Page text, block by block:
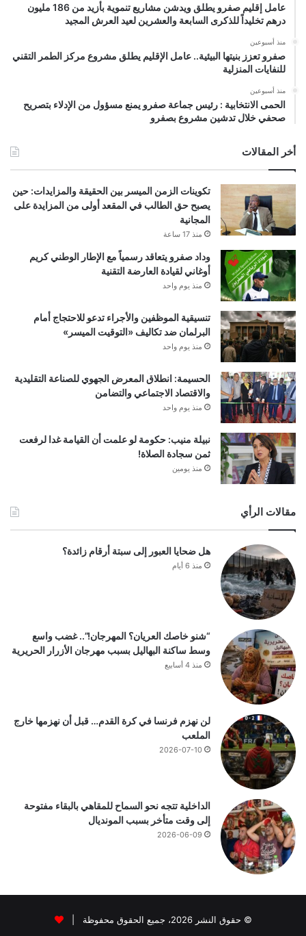
عامل إقليم صفرو يطلق ويدشن مشاريع تنموية بأزيد من 186 مليون
درهم تخليداً للذكرى السابعة والعشرين لعيد العرش المجيد
منذ أسبوعين
صفرو تعزز بنيتها البيئية.. عامل الإقليم يطلق مشروع مركز الطمر التقني
للنفايات المنزلية
منذ أسبوعين
الحمى الانتخابية : رئيس جماعة صفرو يمنع مسؤول من الإدلاء بتصريح
صحفي خلال تدشين مشروع بصفرو
أخر المقالات
تكوينات الزمن الميسر بين الحقيقة والمزايدات: حين
يصبح حق الطالب في المقعد أولى من المزايدة على
المجانية
منذ 17 ساعة
وداد صفرو يتعاقد رسمياً مع الإطار الوطني كريم
أوغاني لقيادة العارضة التقنية
منذ يوم واحد
تنسيقية الموظفين والأجراء تدعو للاحتجاج أمام
البرلمان ضد تكاليف «التوقيت الميسر»
منذ يوم واحد
الحسيمة: انطلاق المعرض الجهوي للصناعة التقليدية
والاقتصاد الاجتماعي والتضامن
منذ يوم واحد
نبيلة منيب: حكومة لو علمت أن القيامة غدا لرفعت
ثمن سجادة الصلاة!
منذ يومين
مقالات الرأي
هل ضحايا العبور إلى سبتة أرقام زائدة؟
منذ 6 أيام
“شنو خاصك العريان؟ المهرجان!”.. غضب واسع
وسط ساكنة البهاليل بسبب مهرجان الأزرار الحريرية
منذ 4 أسابيع
لن نهزم فرنسا في كرة القدم… قبل أن نهزمها خارج
الملعب
2026-07-10
الداخلية تتجه نحو السماح للمقاهي بالبقاء مفتوحة
إلى وقت متأخر بسبب المونديال
2026-06-09
© حقوق النشر 2026، جميع الحقوق محفوظة |